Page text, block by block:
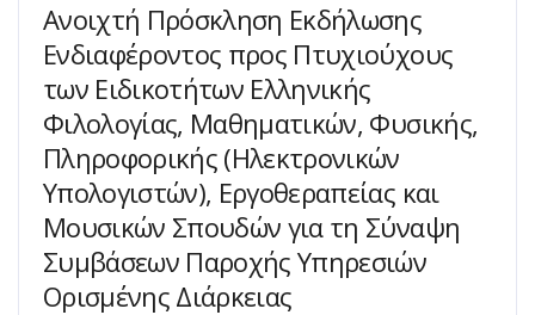
Ανοιχτή Πρόσκληση Εκδήλωσης
Ενδιαφέροντος προς Πτυχιούχους
των Ειδικοτήτων Ελληνικής
Φιλολογίας, Μαθηματικών, Φυσικής,
Πληροφορικής (Ηλεκτρονικών
Υπολογιστών), Εργοθεραπείας και
Μουσικών Σπουδών για τη Σύναψη
Συμβάσεων Παροχής Υπηρεσιών
Ορισμένης Διάρκειας